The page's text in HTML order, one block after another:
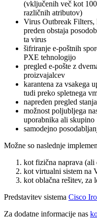
(vključenih več kot
različnih atributov)
Virus Outbreak Filters,
preden obstaja
ta virus
šifriranje e-poštnih
PXE tehnologijo
pregled e-pošte z
proizvajalcev
karantena za vsakega
tudi preko spletnega
napreden pregled
možnost poljubljega
uporabnika ali skupino
samodejno
Možne so naslednje
kot fizična naprava
kot virtualni sistem na
kot oblačna rešitev, za
Predstavitev sistema Cisco
Za dodatne informacije nas